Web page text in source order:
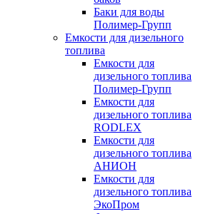
Баки для воды
Полимер-Групп
Емкости для дизельного
топлива
Емкости для
дизельного топлива
Полимер-Групп
Емкости для
дизельного топлива
RODLEX
Емкости для
дизельного топлива
АНИОН
Емкости для
дизельного топлива
ЭкоПром